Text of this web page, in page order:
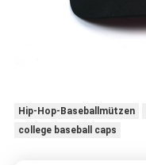
Hip-Hop-Baseballmützen
college baseball caps